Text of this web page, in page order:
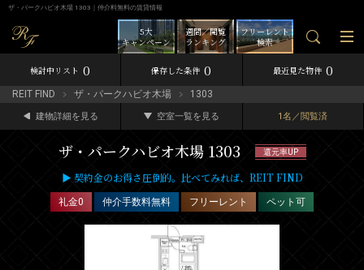
ザ・パークハビオ木場 1303｜仲介料無料の賃貸情報
フリーレント
検索
週間／閲覧
ランキング
5大
キャンペーン
検討中リスト 0 保存した条件 0 最近見た物件 0
REIT FIND ザ・パークハビオ木場 1303
建物詳細を見る 空室一覧を見る 1名／閲覧済
ザ・パークハビオ木場 1303 還元率UP
▶ 契約金のお得さ圧倒的。比べてみれば、REIT FIND
礼金0 仲介手数料無料 フリーレント ペット可